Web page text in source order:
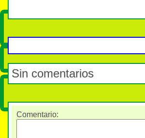
Sin comentarios
Comentario: